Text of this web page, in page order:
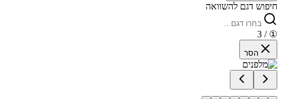
חיפוש דגם להשוואה
①
/ 3
הסר